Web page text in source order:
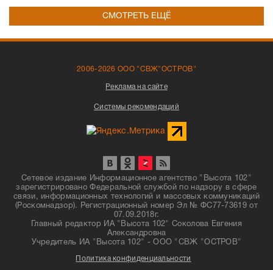
СМОТРЕТЬ ЕЩЁ
2006-2026 ООО "СВЖ"ОСТРОВ"
Реклама на сайте
Системы рекомендаций
Сетевое издание Информационное агентство "Высота 102"
зарегистрировано Федеральной службой по надзору в сфере
связи, информационных технологий и массовых коммуникаций
(Роскомнадзор). Регистрационный номер Эл № ФС77-73619 от
07.09.2018г.
Главный редактор ИА "Высота 102" Соколова Евгения
Александровна
Учредитель ИА "Высота 102" - ООО "СВЖ "ОСТРОВ"
Политика конфиденциальности